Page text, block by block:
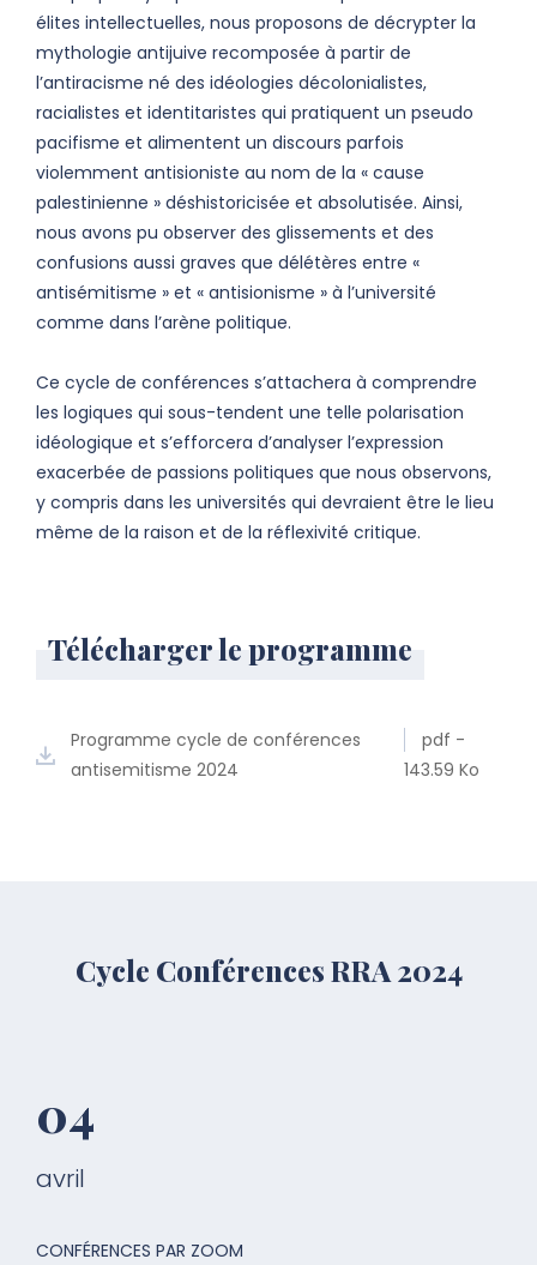
élites intellectuelles, nous proposons de décrypter la
mythologie antijuive recomposée à partir de
l’antiracisme né des idéologies décolonialistes,
racialistes et identitaristes qui pratiquent un pseudo
pacifisme et alimentent un discours parfois
violemment antisioniste au nom de la « cause
palestinienne » déshistoricisée et absolutisée. Ainsi,
nous avons pu observer des glissements et des
confusions aussi graves que délétères entre «
antisémitisme » et « antisionisme » à l’université
comme dans l’arène politique.
Ce cycle de conférences s’attachera à comprendre
les logiques qui sous-tendent une telle polarisation
idéologique et s’efforcera d’analyser l’expression
exacerbée de passions politiques que nous observons,
y compris dans les universités qui devraient être le lieu
même de la raison et de la réflexivité critique.
Télécharger le programme
Programme cycle de conférences
antisemitisme 2024
pdf -
143.59 Ko
Cycle Conférences RRA 2024
04
avril
CONFÉRENCES PAR ZOOM